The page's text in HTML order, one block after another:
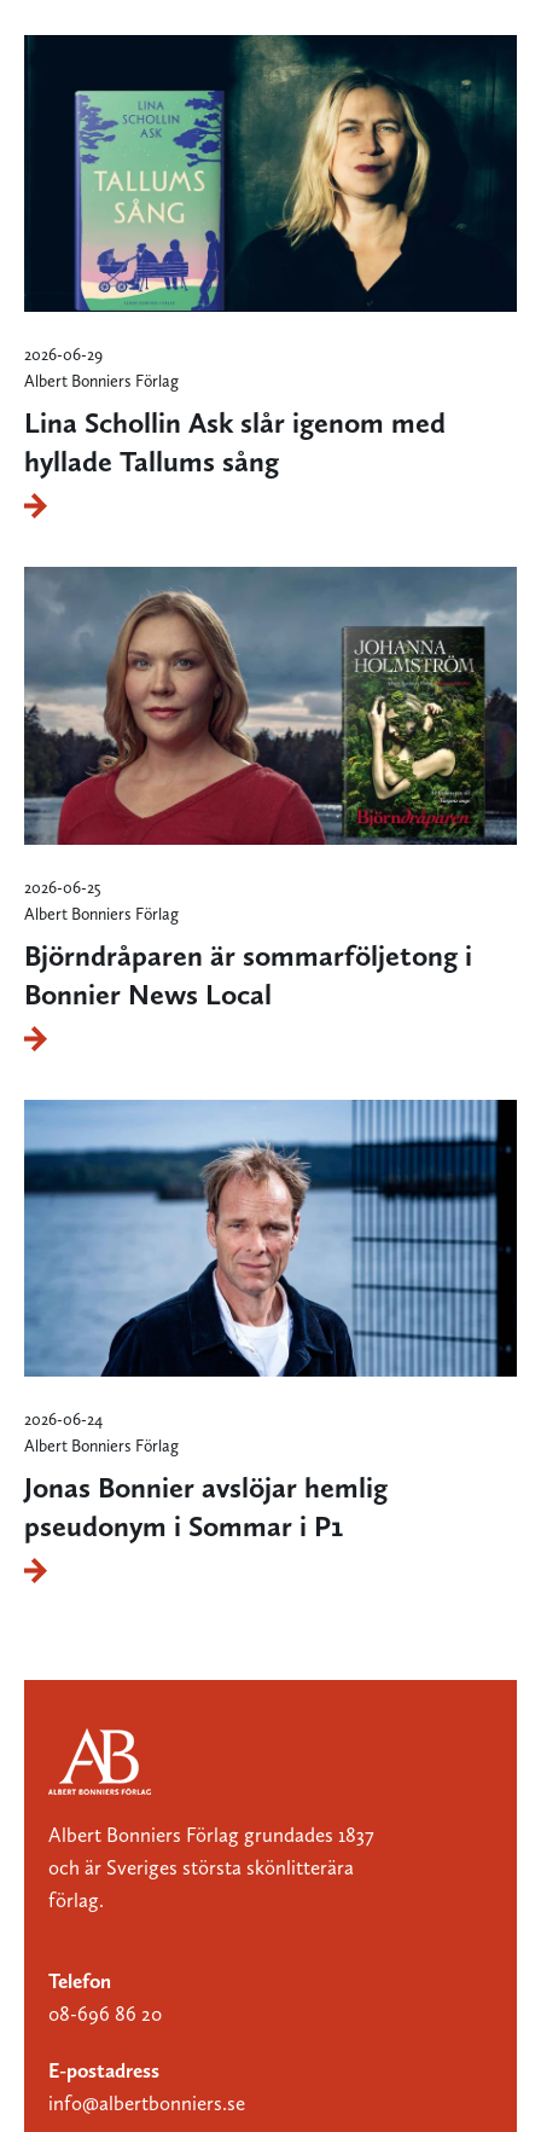
2026-06-29
Albert Bonniers Förlag
Lina Schollin Ask slår igenom med
hyllade Tallums sång
2026-06-25
Albert Bonniers Förlag
Björndråparen är sommarföljetong i
Bonnier News Local
2026-06-24
Albert Bonniers Förlag
Jonas Bonnier avslöjar hemlig
pseudonym i Sommar i P1
Albert Bonniers Förlag grundades 1837
och är Sveriges största skönlitterära
förlag.
Telefon
08-696 86 20
E-postadress
info@albertbonniers.se